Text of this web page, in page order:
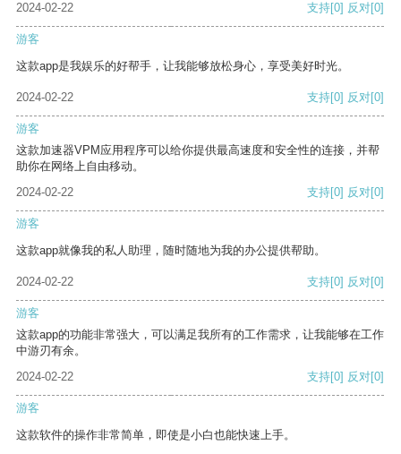
2024-02-22 支持[0] 反对[0]
游客
这款app是我娱乐的好帮手，让我能够放松身心，享受美好时光。
2024-02-22 支持[0] 反对[0]
游客
这款加速器VPM应用程序可以给你提供最高速度和安全性的连接，并帮
助你在网络上自由移动。
2024-02-22
支持[0] 反对[0]
游客
这款app就像我的私人助理，随时随地为我的办公提供帮助。
2024-02-22 支持[0] 反对[0]
游客
这款app的功能非常强大，可以满足我所有的工作需求，让我能够在工作
中游刃有余。
2024-02-22
支持[0] 反对[0]
游客
这款软件的操作非常简单，即使是小白也能快速上手。